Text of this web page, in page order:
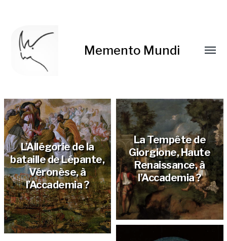
Memento Mundi
L’Allégorie de la
bataille de Lépante,
Véronèse, à
l’Accademia ?
La Tempête de
Giorgione, Haute
Renaissance, à
l’Accademia ?